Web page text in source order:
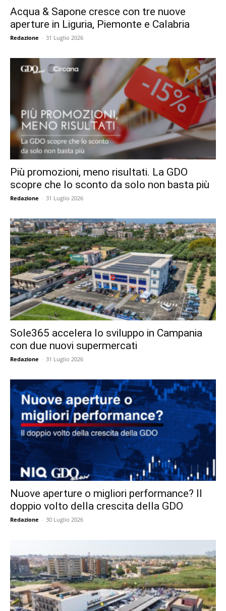
Acqua & Sapone cresce con tre nuove
aperture in Liguria, Piemonte e Calabria
Redazione - 31 Luglio 2026
Più promozioni, meno risultati. La GDO
scopre che lo sconto da solo non basta più
Redazione - 31 Luglio 2026
Sole365 accelera lo sviluppo in Campania
con due nuovi supermercati
Redazione - 31 Luglio 2026
Nuove aperture o migliori performance? Il
doppio volto della crescita della GDO
Redazione - 30 Luglio 2026